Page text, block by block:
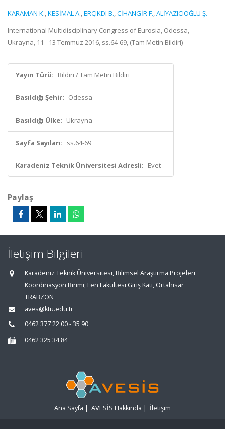
KARAMAN K.,KESİMAL A.,ERÇIKDI B.,CİHANGİR F.,ALİYAZICIOĞLU Ş.
International Multidisciplinary Congress of Eurosia, Odessa,
Ukrayna, 11 - 13 Temmuz 2016, ss.64-69, (Tam Metin Bildiri)
Yayın Türü: Bildiri / Tam Metin Bildiri
Basıldığı Şehir: Odessa
Basıldığı Ülke: Ukrayna
Sayfa Sayıları: ss.64-69
Karadeniz Teknik Üniversitesi Adresli: Evet
Paylaş
İletişim Bilgileri
Karadeniz Teknik Üniversitesi, Bilimsel Araştırma Projeleri
Koordinasyon Birimi, Fen Fakültesi Giriş Katı, Ortahisar
TRABZON
aves@ktu.edu.tr
0462 377 22 00 - 35 90
0462 325 34 84
Ana Sayfa | AVESİS Hakkında | İletişim